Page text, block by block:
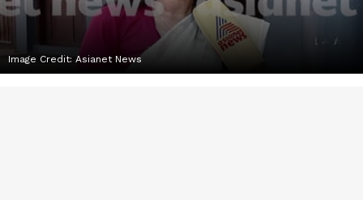
Image Credit: Asianet News